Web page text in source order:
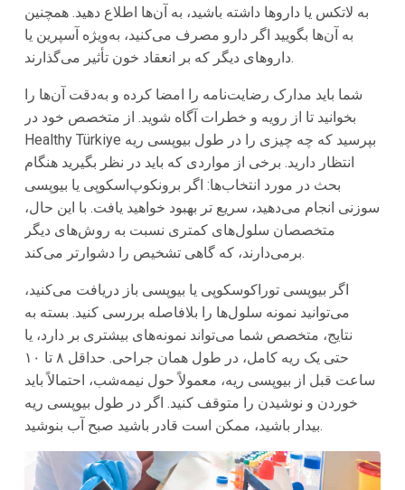
به لاتکس یا داروها داشته باشید، به آن‌ها اطلاع دهید. همچنین
به آن‌ها بگویید اگر دارو مصرف می‌کنید، به‌ویژه آسپرین یا
داروهای دیگر که بر انعقاد خون تأثیر می‌گذارند.
شما باید مدارک رضایت‌نامه را امضا کرده و به‌دقت آن‌ها را
بخوانید تا از رویه و خطرات آگاه شوید. از متخصص خود در
Healthy Türkiye بپرسید که چه چیزی را در طول بیوپسی ریه
انتظار دارید. برخی از مواردی که باید در نظر بگیرید هنگام
بحث در مورد انتخاب‌ها: اگر برونکوپ‌اسکوپی یا بیوپسی
سوزنی انجام می‌دهید، سریع تر بهبود خواهید یافت. با این حال،
متخصصان سلول‌های کمتری نسبت به روش‌های دیگر
برمی‌دارند، که گاهی تشخیص را دشوارتر می‌کند.
اگر بیوپسی توراکوسکوپی یا بیوپسی باز دریافت می‌کنید،
می‌توانید نمونه سلول‌ها را بلافاصله بررسی کنید. بسته به
نتایج، متخصص شما می‌تواند نمونه‌های بیشتری بر دارد، یا
حتی یک ریه کامل، در طول همان جراحی. حداقل ۸ تا ۱۰
ساعت قبل از بیوپسی ریه، معمولاً حول نیمه‌شب، احتمالاً باید
خوردن و نوشیدن را متوقف کنید. اگر در طول بیوپسی ریه
بیدار باشید، ممکن است قادر باشید صبح آب بنوشید.